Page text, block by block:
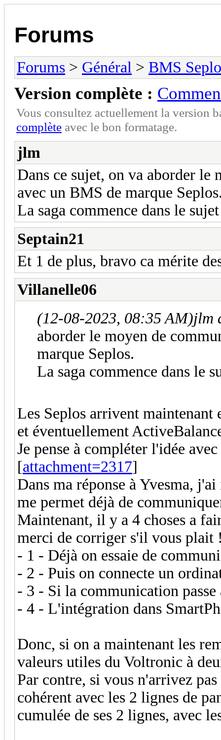
Forums
Forums > Général > BMS
Version complète :
Vous consultez actuellement la version
complète avec le bon formatage.
jlm
Dans ce sujet, on va aborder
avec un BMS de marque
La saga commence dans le
Septain21
Et 1 de plus, bravo ca mérite
Villanelle06
(12-08-2023, 08:35 AM)jlm
aborder le moyen de
marque Seplos.
La saga commence dans le
Les Seplos arrivent
et éventuellement
Je pense à compléter l'idée
[attachment=2317]
Dans ma réponse à Yvesma,
me permet déjà de
Maintenant, il y a 4 choses a
merci de corriger s'il vous
- 1 - Déjà on essaie de
- 2 - Puis on connecte un
- 3 - Si la communication
- 4 - L'intégration dans
Donc, si on a maintenant les
valeurs utiles du Voltronic à
Par contre, si vous n'arrivez
cohérent avec les 2 lignes de
cumulée de ses 2 lignes, avec